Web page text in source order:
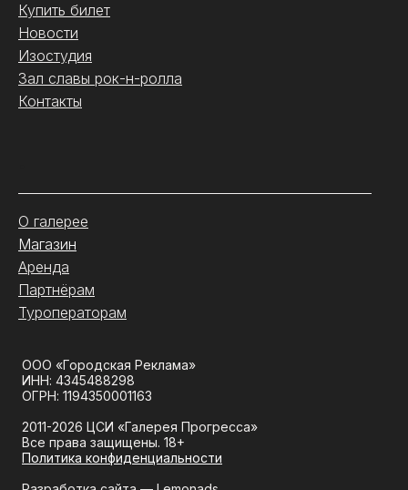
Купить билет
Новости
Изостудия
Зал славы рок-н-ролла
Контакты
О галерее
Магазин
Аренда
Партнёрам
Туроператорам
ООО «Городская Реклама»
ИНН: 4345488298
ОГРН: 1194350001163
2011-2026 ЦСИ «Галерея Прогресса»
Все права защищены. 18+
Политика конфиденциальности